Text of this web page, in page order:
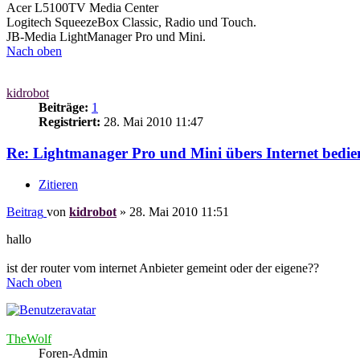
Acer L5100TV Media Center
Logitech SqueezeBox Classic, Radio und Touch.
JB-Media LightManager Pro und Mini.
Nach oben
kidrobot
Beiträge: 1
Registriert: 28. Mai 2010 11:47
Re: Lightmanager Pro und Mini übers Internet
Zitieren
Beitrag von kidrobot » 28. Mai 2010 11:51
hallo
ist der router vom internet Anbieter gemeint oder der eigene??
Nach oben
TheWolf
Foren-Admin